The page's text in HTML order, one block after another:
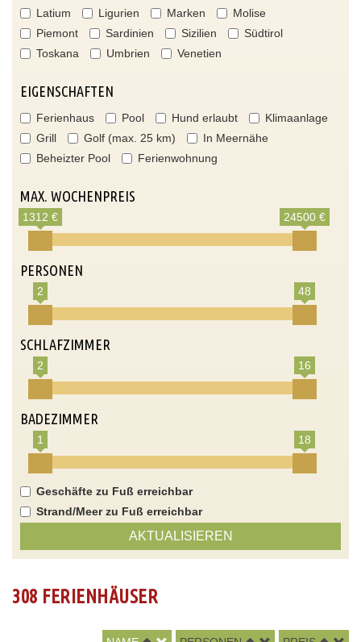
Latium
Ligurien Marken
Molise
Piemont
Sardinien Sizilien
Südtirol
Toskana
Umbrien Venetien
EIGENSCHAFTEN
Ferienhaus Pool Hund erlaubt
Klimaanlage
Grill
Golf (max. 25 km)
In Meernähe
Beheizter Pool
Ferienwohnung
MAX. WOCHENPREIS
1312 € 24500 €
PERSONEN
2 48
SCHLAFZIMMER
2 16
BADEZIMMER
1 18
Geschäfte zu Fuß erreichbar
Strand/Meer zu Fuß erreichbar
AKTUALISIEREN
308 FERIENHÄUSER